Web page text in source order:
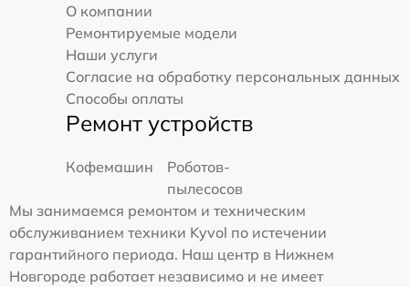
О компании
Ремонтируемые модели
Наши услуги
Согласие на обработку персональных данных
Способы оплаты
Ремонт устройств
Кофемашин
Роботов-
пылесосов
Мы занимаемся ремонтом и техническим
обслуживанием техники Kyvol по истечении
гарантийного периода. Наш центр в Нижнем
Новгороде работает независимо и не имеет